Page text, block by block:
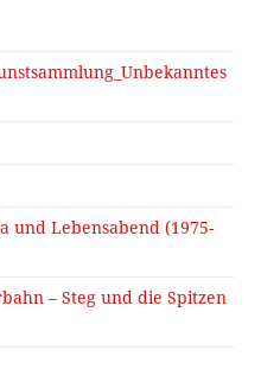
und Lebensabend (1975-
– Steg und die Spitzen